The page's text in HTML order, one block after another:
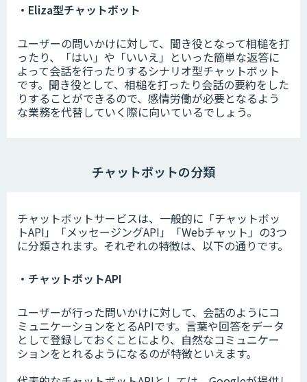
・Eliza型チャットボット
ユーザーの問いかけに対して、聞き役となって相槌を打
ったり、「はい」や「いいえ」といった簡単な返答に
よって会話を行ったりするシナリオ型チャットボット
です。聞き役として、相槌を打ったり会話の要約をした
りすることができるので、感情労働が必要となるよう
な業務を代替していく際に向いているでしょう。
チャットボットの分類
チャットボットサービスは、一般的に「チャットボッ
トAPI」「メッセージングAPI」「Webチャット」の3つ
に分類されます。それぞれの特徴は、以下の通りです。
・チャットボットAPI
ユーザーが行った問いかけに対して、会話のようにコ
ミュニケーションをとるAPIです。言葉や回答をデータ
として登録しておくことにより、自然なコミュニケー
ションをとれるようになるのが特徴といえます。